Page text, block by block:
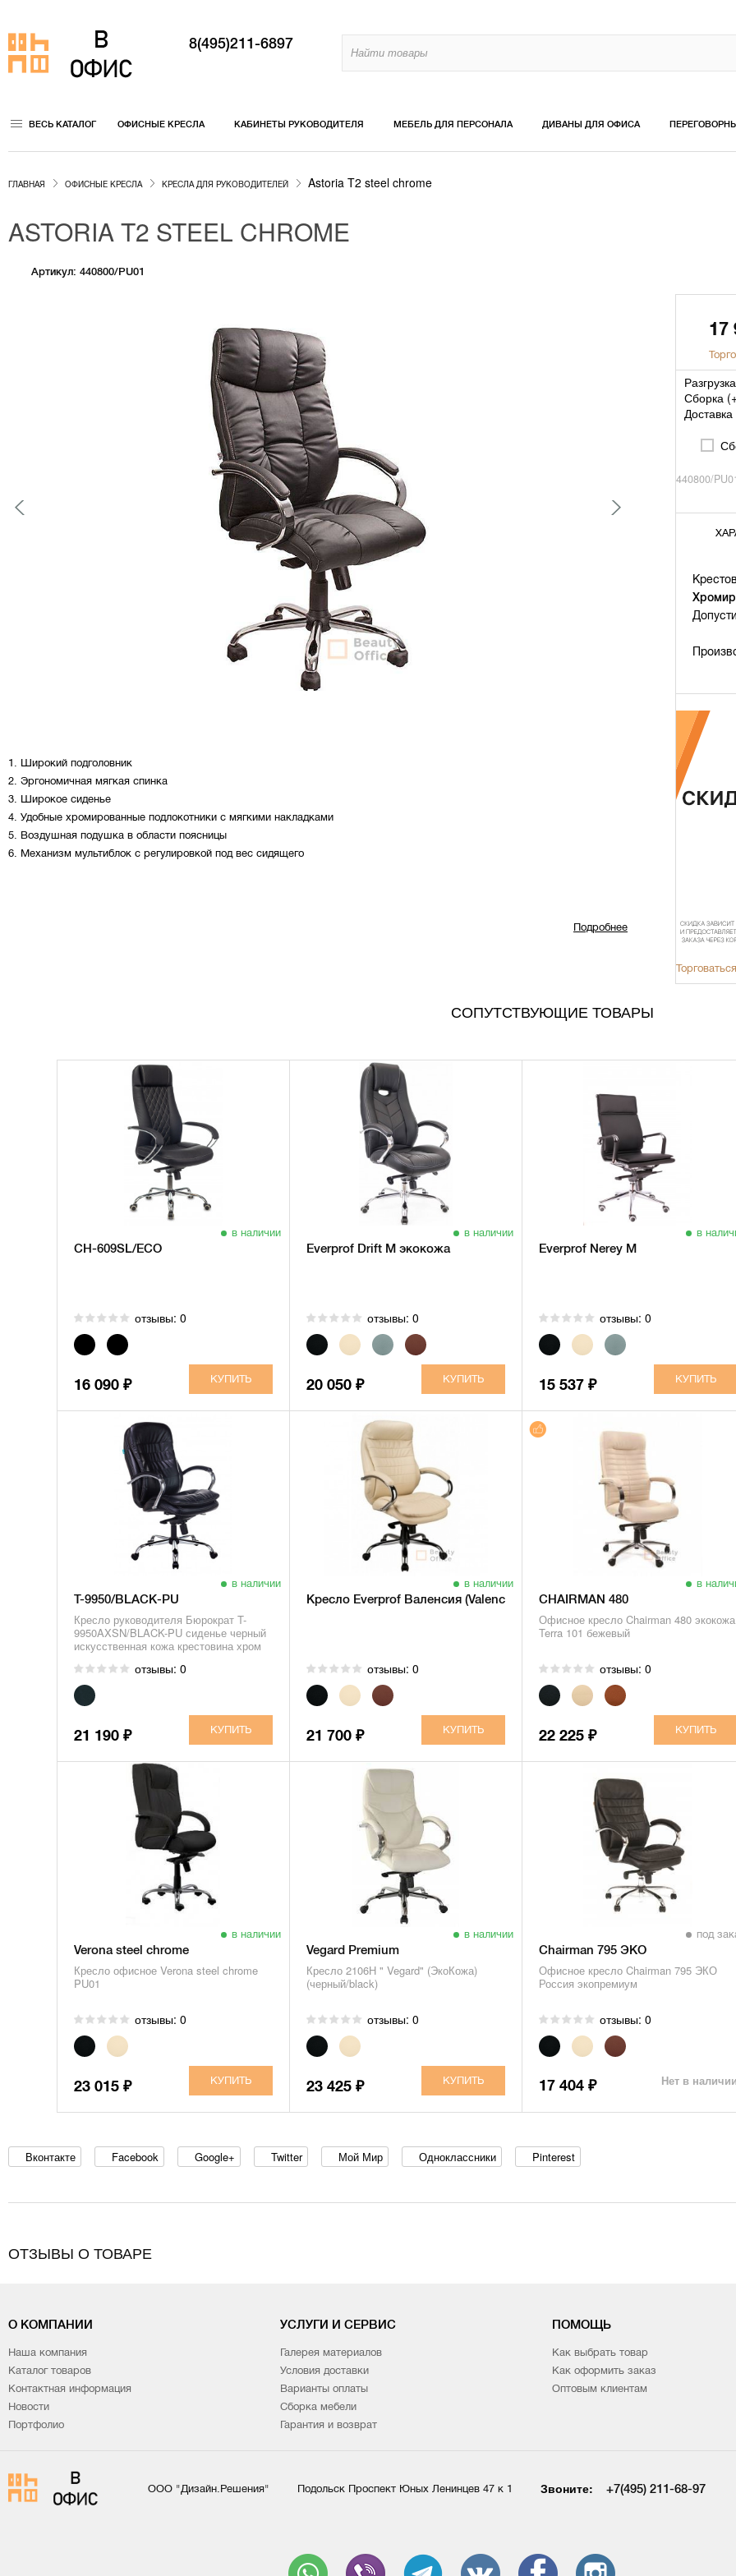
8(495)211-6897
ВЕСЬ КАТАЛОГ ОФИСНЫЕ КРЕСЛА КАБИНЕТЫ РУКОВОДИТЕЛЯ МЕБЕЛЬ ДЛЯ ПЕРСОНАЛА ДИВАНЫ ДЛЯ ОФИСА
ГЛАВНАЯ ОФИСНЫЕ КРЕСЛА КРЕСЛА ДЛЯ РУКОВОДИТЕЛЕЙ Astoria T2 steel chrome
ASTORIA T2 STEEL CHROME
Артикул: 440800/PU01
17
Сборка
Доставка
440800/
1. Широкий подголовник
2. Эргономичная мягкая спинка
3. Широкое сиденье
4. Удобные хромированные подлокотники с мягкими накладками
5. Воздушная подушка в области поясницы
6. Механизм мультиблок с регулировкой под вес сидящего
Подробнее
СОПУТСТВУЮЩИЕ ТОВАРЫ
в наличии
CH-609SL/ECO
отзывы: 0
16 090 ₽
в наличии
Everprof Drift M экокожа
отзывы: 0
20 050 ₽
в
Everprof Nerey M
отзывы: 0
15 537 ₽
в наличии
T-9950/BLACK-PU
Кресло руководителя Бюрократ T-
9950AXSN/BLACK-PU сиденье черный
искусственная кожа крестовина хром
отзывы: 0
21 190 ₽
в наличии
Кресло Everprof Валенсия (Valencia) M
отзывы: 0
21 700 ₽
в
CHAIRMAN 480
Офисное кресло Chairman 480 экокожа
Terra 101 бежевый
отзывы: 0
22 225 ₽
в наличии
Verona steel chrome
Кресло офисное Verona steel chrome
PU01
отзывы: 0
23 015 ₽
в наличии
Vegard Premium
Кресло 2106Н " Vegard" (ЭкоКожа)
(черный/black)
отзывы: 0
23 425 ₽
под
Chairman 795 ЭКО
Офисное кресло Chairman 795 ЭКО
Россия экопремиум
отзывы: 0
17 404 ₽ Нет в
Вконтакте Facebook Google+ Twitter Мой Мир Одноклассники Pinterest
ОТЗЫВЫ О ТОВАРЕ
О КОМПАНИИ
Наша компания
Каталог товаров
Контактная информация
Новости
Портфолио
УСЛУГИ И СЕРВИС
Галерея материалов
Условия доставки
Варианты оплаты
Сборка мебели
Гарантия и возврат
ПОМОЩЬ
Как выбрать товар
Как оформить заказ
Оптовым клиентам
ООО "Дизайн.Решения" Подольск Проспект Юных Ленинцев 47 к 1 Звоните: +7(495) 211-68-97